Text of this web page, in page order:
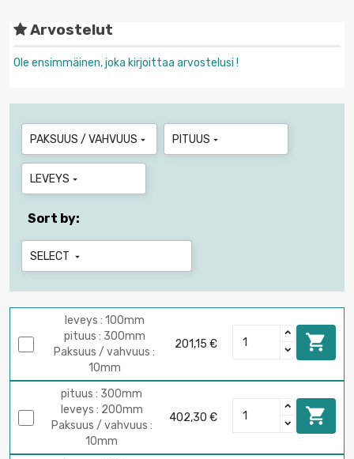
Arvostelut
Ole ensimmäinen, joka kirjoittaa arvostelusi !
PAKSUUS / VAHVUUS  PITUUS 
LEVEYS 
Sort by:
SELECT 
leveys : 100mm
pituus : 300mm
Paksuus / vahvuus :
10mm
201,15 € 
pituus : 300mm
leveys : 200mm
Paksuus / vahvuus :
10mm
402,30 € 